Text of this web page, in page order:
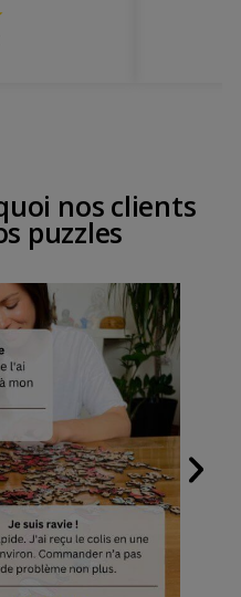
nos clients
puzzles